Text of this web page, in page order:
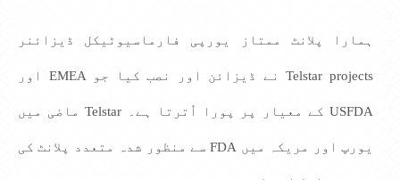
ہمارا پلانٹ ممتاز یورپی فارماسیوٹیکل ڈیزائنر
Telstar projects نے ڈیزائن اور نصب کیا جو EMEA اور
USFDA کے معیار پر پورا اُترتا ہے۔ Telstar ماضی میں
یورپ اور مریکہ میں FDA سے منظور شدہ متعدد پلانٹ کی